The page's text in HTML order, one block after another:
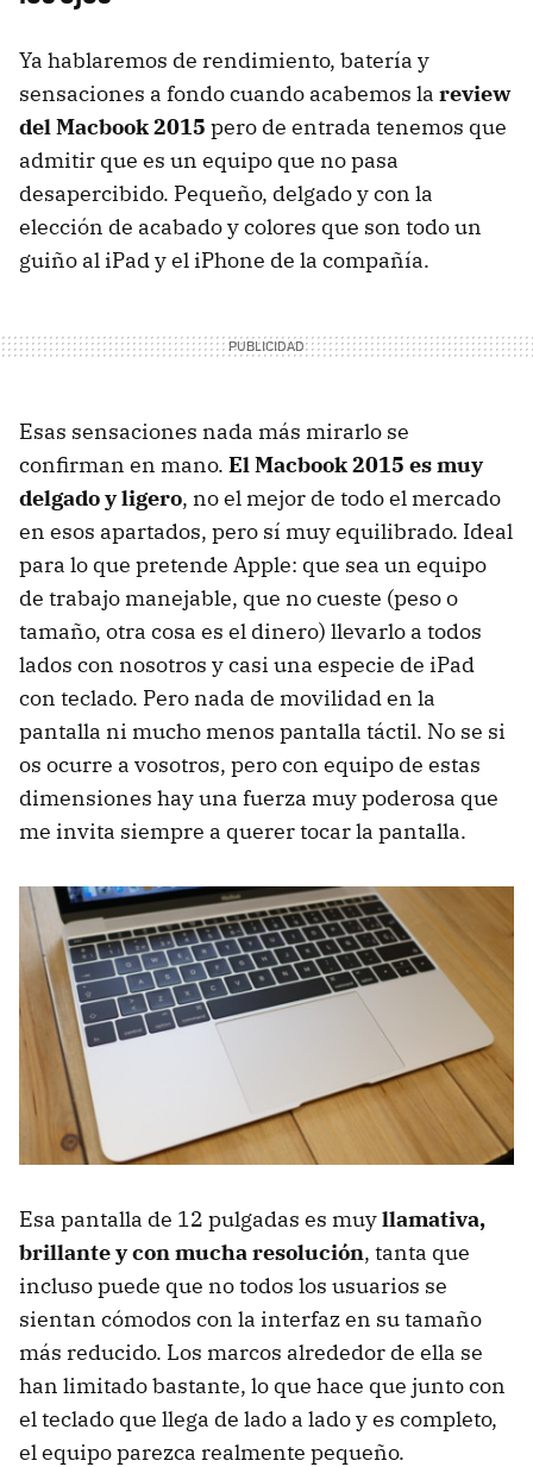
Ya hablaremos de rendimiento, batería y
sensaciones a fondo cuando acabemos la review
del Macbook 2015 pero de entrada tenemos que
admitir que es un equipo que no pasa
desapercibido. Pequeño, delgado y con la
elección de acabado y colores que son todo un
guiño al iPad y el iPhone de la compañía.
Esas sensaciones nada más mirarlo se
confirman en mano. El Macbook 2015 es muy
delgado y ligero, no el mejor de todo el mercado
en esos apartados, pero sí muy equilibrado. Ideal
para lo que pretende Apple: que sea un equipo
de trabajo manejable, que no cueste (peso o
tamaño, otra cosa es el dinero) llevarlo a todos
lados con nosotros y casi una especie de iPad
con teclado. Pero nada de movilidad en la
pantalla ni mucho menos pantalla táctil. No se si
os ocurre a vosotros, pero con equipo de estas
dimensiones hay una fuerza muy poderosa que
me invita siempre a querer tocar la pantalla.
Esa pantalla de 12 pulgadas es muyllamativa,
brillante y con mucha resolución, tanta que
incluso puede que no todos los usuarios se
sientan cómodos con la interfaz en su tamaño
más reducido. Los marcos alrededor de ella se
han limitado bastante, lo que hace que junto con
el teclado que llega de lado a lado y es completo,
el equipo parezca realmente pequeño.